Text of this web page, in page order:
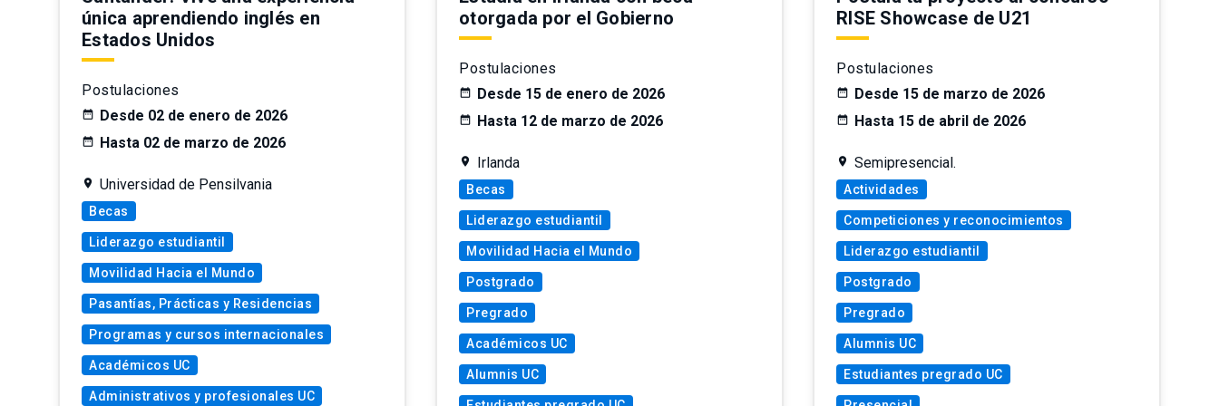
única aprendiendo inglés en
Estados Unidos
Postulaciones
Desde 02 de enero de 2026
Hasta 02 de marzo de 2026
Universidad de Pensilvania
Becas
Liderazgo estudiantil
Movilidad Hacia el Mundo
Pasantías, Prácticas y Residencias
Programas y cursos internacionales
Académicos UC
Administrativos y profesionales UC
otorgada por el Gobierno
Postulaciones
Desde 15 de enero de 2026
Hasta 12 de marzo de 2026
Irlanda
Becas
Liderazgo estudiantil
Movilidad Hacia el Mundo
Postgrado
Pregrado
Académicos UC
Alumnis UC
RISE Showcase de U21
Postulaciones
Desde 15 de marzo de 2026
Hasta 15 de abril de 2026
Semipresencial.
Actividades
Competiciones y reconocimientos
Liderazgo estudiantil
Postgrado
Pregrado
Alumnis UC
Estudiantes pregrado UC